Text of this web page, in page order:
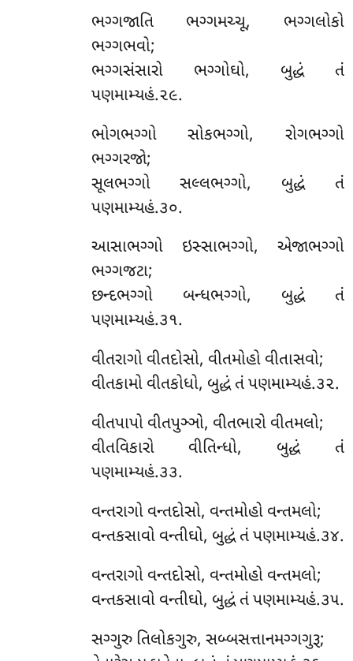
ભગ્ગજાતિ ભગ્ગમચ્ચૂ, ભગ્ગલોકો
ભગ્ગભવો;
ભગ્ગસંસારો ભગ્ગોઘો, બુદ્ધં તં
પણમામ્યહં.૨૯.
ભોગભગ્ગો સોકભગ્ગો, રોગભગ્ગો
ભગ્ગરજો;
સૂલભગ્ગો સલ્લભગ્ગો, બુદ્ધં તં
પણમામ્યહં.૩૦.
આસાભગ્ગો ઇસ્સાભગ્ગો, એજાભગ્ગો
ભગ્ગજટા;
છન્દભગ્ગો બન્ધભગ્ગો, બુદ્ધં તં
પણમામ્યહં.૩૧.
વીતરાગો વીતદોસો, વીતમોહો વીતાસવો;
વીતકામો વીતકોધો, બુદ્ધં તં પણમામ્યહં.૩૨.
વીતપાપો વીતપુઞ્ઞો, વીતભારો વીતમલો;
વીતવિકારો વીતિન્ધો, બુદ્ધં તં
પણમામ્યહં.૩૩.
વન્તરાગો વન્તદોસો, વન્તમોહો વન્તમલો;
વન્તકસાવો વન્તીઘો, બુદ્ધં તં પણમામ્યહં.૩૪.
વન્તરાગો વન્તદોસો, વન્તમોહો વન્તમલો;
વન્તકસાવો વન્તીઘો, બુદ્ધં તં પણમામ્યહં.૩૫.
સગ્ગુરુ તિલોકગુરુ, સબ્બસત્તાનમગ્ગગુરૂ;